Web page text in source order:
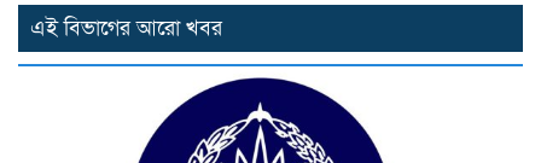
এই বিভাগের আরো খবর